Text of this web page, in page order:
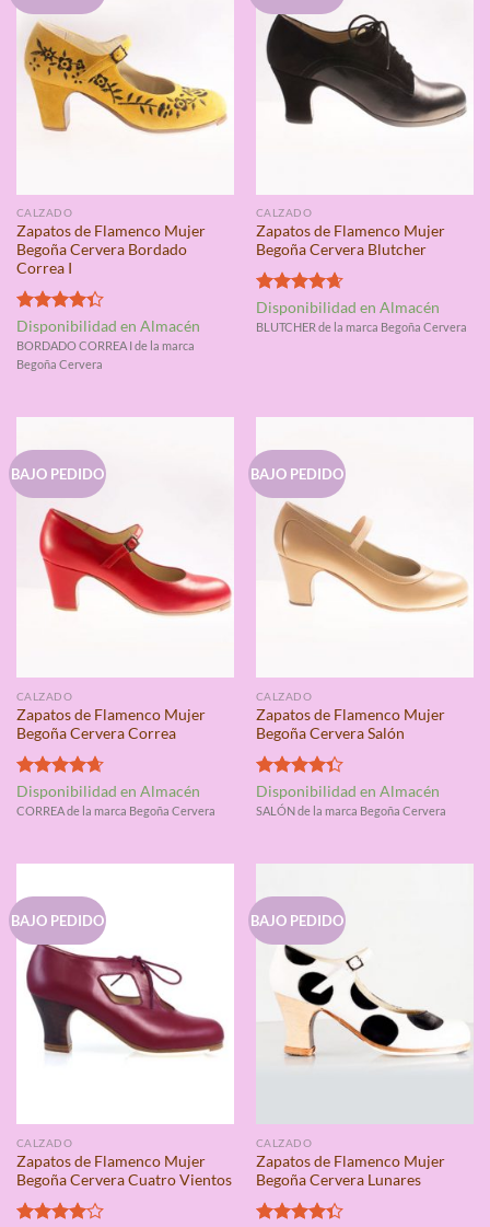
CALZADO
Zapatos de Flamenco Mujer
Begoña Cervera Bordado
Correa I
Valorado
con4.33
de 5
Disponibilidad en Almacén
BORDADO CORREA I de la marca
Begoña Cervera
CALZADO
Zapatos de Flamenco Mujer
Begoña Cervera Blutcher
Valorado
con4.67
Disponibilidad en Almacén
BLUTCHER de la marca Begoña Cervera
BAJO PEDIDO
CALZADO
Zapatos de Flamenco Mujer
Begoña Cervera Correa
Valorado
con4.67
Disponibilidad en Almacén
CORREA de la marca Begoña Cervera
BAJO PEDIDO
CALZADO
Zapatos de Flamenco Mujer
Begoña Cervera Salón
Valorado
con4.33
Disponibilidad en Almacén
SALÓN de la marca Begoña Cervera
BAJO PEDIDO
CALZADO
Zapatos de Flamenco Mujer
Begoña Cervera Cuatro Vientos
BAJO PEDIDO
CALZADO
Zapatos de Flamenco Mujer
Begoña Cervera Lunares